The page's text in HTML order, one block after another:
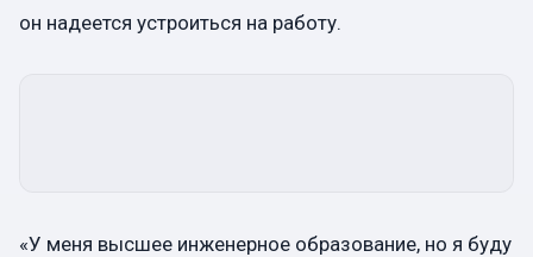
он надеется устроиться на работу.
«У меня высшее инженерное образование, но я буду